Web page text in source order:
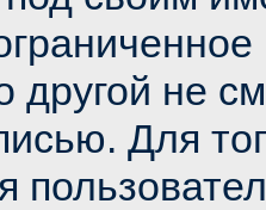
другой не
Для